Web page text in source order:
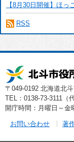
【8月30日開催】ほっ
RSS
〒049-0192 北海道北
TEL：0138-73-3111（代
開庁時間：月曜日～金
お問い合わせ 著